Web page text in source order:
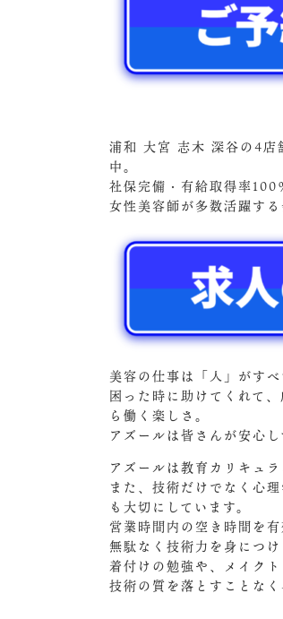
浦和 大宮 志木 深谷の4店
中。
社保完備・有給取得率100
女性美容師が多数活躍する
美容の仕事は「人」がすべ
困った時に助けてくれて
ら働く楽しさ。
アズールは皆さんが安心
アズールは教育カリキュ
また、技術だけでなく心
も大切にしています。
営業時間内の空き時間を
無駄なく技術力を身につ
着付けの勉強や、メイク
技術の質を落とすことな